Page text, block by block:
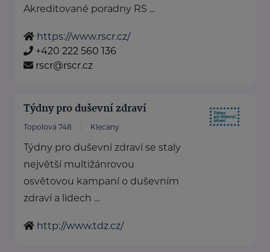
Akreditované poradny RS ...
https://www.rscr.cz/
+420 222 560 136
rscr@rscr.cz
Týdny pro duševní zdraví
Topolová 748 Klecany
Týdny pro duševní zdraví se staly
největší multižánrovou
osvětovou kampaní o duševním
zdraví a lidech ...
http://www.tdz.cz/